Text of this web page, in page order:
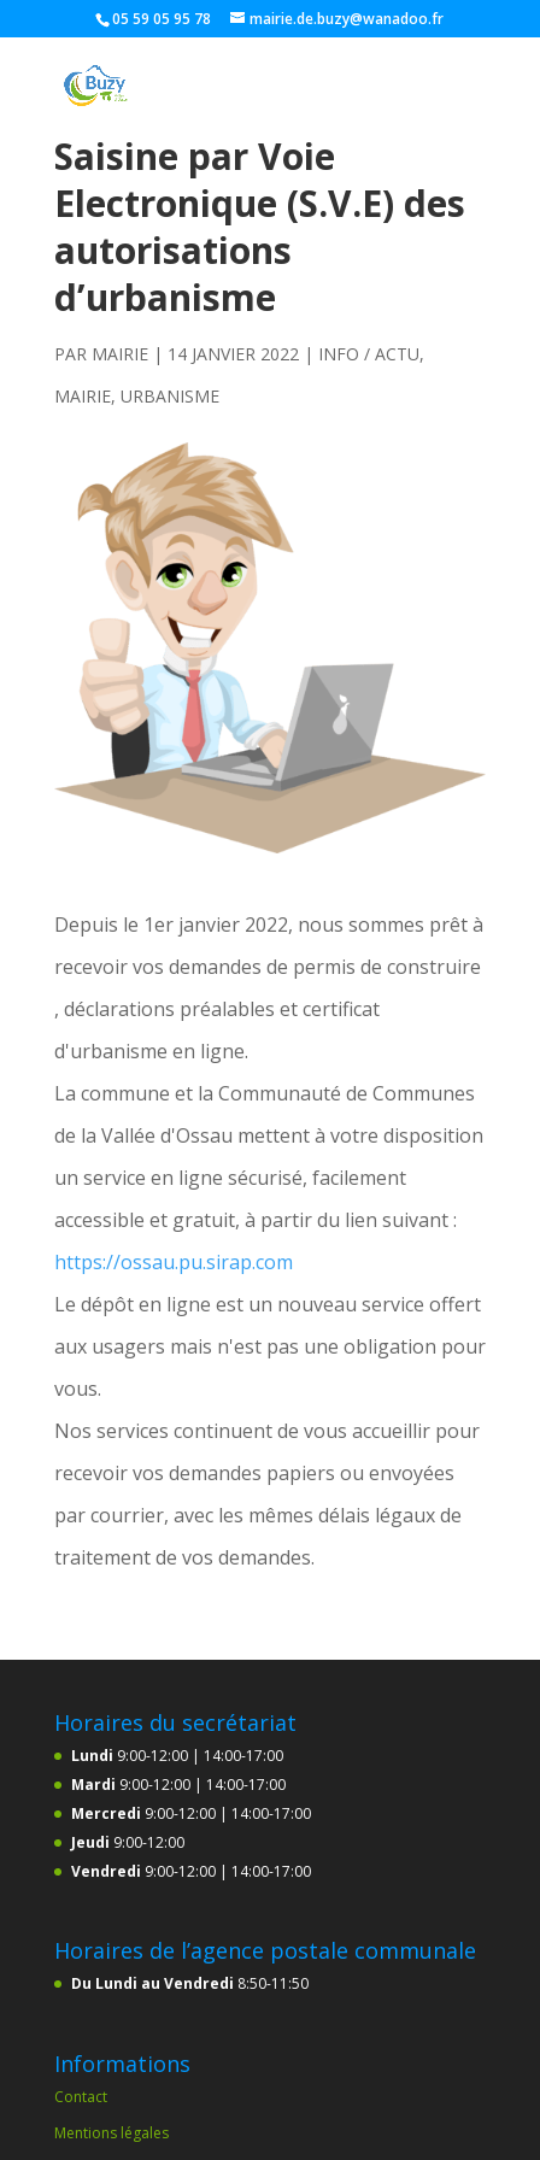
05 59 05 95 78 mairie.de.buzy@wanadoo.fr
Saisine par Voie
Electronique (S.V.E) des
autorisations
d’urbanisme
PAR MAIRIE| 14 JANVIER 2022| INFO / ACTU,
MAIRIE, URBANISME
Depuis le 1er janvier 2022, nous sommes prêt à
recevoir vos demandes de permis de construire
, déclarations préalables et certificat
d'urbanisme en ligne.
La commune et la Communauté de Communes
de la Vallée d'Ossau mettent à votre disposition
un service en ligne sécurisé, facilement
accessible et gratuit, à partir du lien suivant :
https://ossau.pu.sirap.com
Le dépôt en ligne est un nouveau service offert
aux usagers mais n'est pas une obligation pour
vous.
Nos services continuent de vous accueillir pour
recevoir vos demandes papiers ou envoyées
par courrier, avec les mêmes délais légaux de
traitement de vos demandes.
Horaires du secrétariat
Lundi 9:00-12:00 | 14:00-17:00
Mardi 9:00-12:00 | 14:00-17:00
Mercredi 9:00-12:00 | 14:00-17:00
Jeudi 9:00-12:00
Vendredi 9:00-12:00 | 14:00-17:00
Horaires de l’agence postale communale
Du Lundi au Vendredi 8:50-11:50
Informations
Contact
Mentions légales